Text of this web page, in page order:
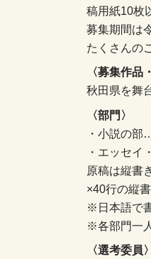
稿用紙10枚
募集期間は
たくさんの
〈募集作品
秋田県を舞
〈部門〉
・小説の
・エッセ
原稿は縦書
×40行の縦
※日本語で
※各部門一
〈選考委員〉